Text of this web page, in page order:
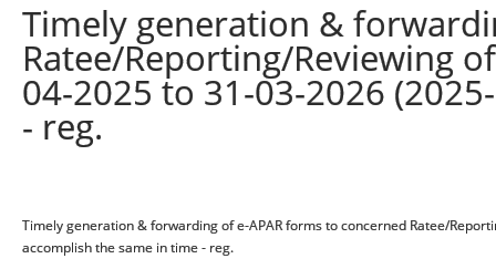
Timely generation &
Ratee/Reporting/Reviewing
04-2025 to 31-03-2026
- reg.
Timely generation & forwarding of e-APAR forms to concerned Ratee/
accomplish the same in time - reg.